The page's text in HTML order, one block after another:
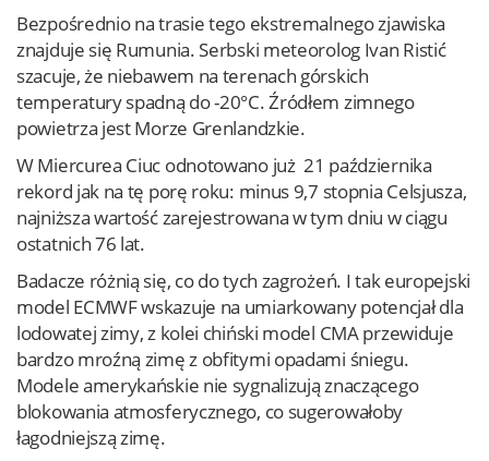
Bezpośrednio na trasie tego ekstremalnego zjawiska
znajduje się Rumunia. Serbski meteorolog Ivan Ristić
szacuje, że niebawem na terenach górskich
temperatury spadną do -20°C. Źródłem zimnego
powietrza jest Morze Grenlandzkie.
W Miercurea Ciuc odnotowano już 21 października
rekord jak na tę porę roku: minus 9,7 stopnia Celsjusza,
najniższa wartość zarejestrowana w tym dniu w ciągu
ostatnich 76 lat.
Badacze różnią się, co do tych zagrożeń. I tak europejski
model ECMWF wskazuje na umiarkowany potencjał dla
lodowatej zimy, z kolei chiński model CMA przewiduje
bardzo mroźną zimę z obfitymi opadami śniegu.
Modele amerykańskie nie sygnalizują znaczącego
blokowania atmosferycznego, co sugerowałoby
łagodniejszą zimę.